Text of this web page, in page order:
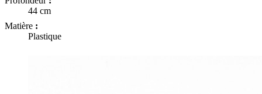
44 cm
Matière :
Plastique